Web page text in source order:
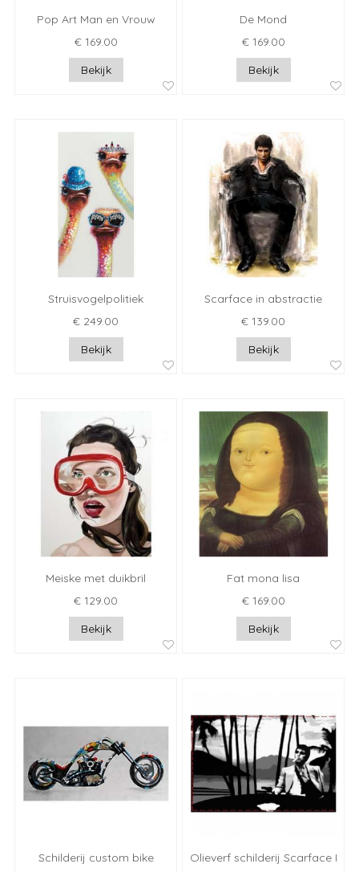
Pop Art Man en Vrouw
€ 169.00
Bekijk
De Mond
€ 169.00
Bekijk
Struisvogelpolitiek
€ 249.00
Bekijk
Scarface in abstractie
€ 139.00
Bekijk
Meiske met duikbril
€ 129.00
Bekijk
Fat mona lisa
€ 169.00
Bekijk
Schilderij custom bike
Olieverf schilderij Scarface I